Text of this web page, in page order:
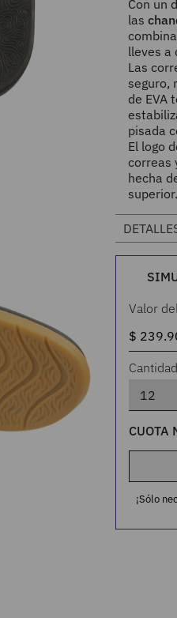
Con un
las
lleves a
Las
seguro,
de EVA
pisada
El logo
correas
hecha
superior.
Valor
CUOTA
¡Sólo